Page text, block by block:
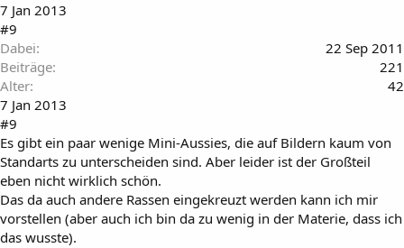
7 Jan 2013
#9
Dabei
22 Sep 2011
Beiträge
221
Alter
42
7 Jan 2013
#9
Es gibt ein paar wenige Mini-Aussies, die auf Bildern kaum von
Standarts zu unterscheiden sind. Aber leider ist der Großteil
eben nicht wirklich schön.
Das da auch andere Rassen eingekreuzt werden kann ich mir
vorstellen (aber auch ich bin da zu wenig in der Materie, dass ich
das wusste).